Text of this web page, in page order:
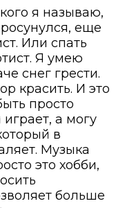
я называю,
еще
Или спать
Я умею
снег грести.
красить. И это
просто
а могу
в
Музыка
это хобби,
больше